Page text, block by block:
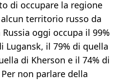
di occupare la regione
territorio russo da
oggi occupa il 99%
Lugansk, il 79% di quella
di Kherson e il 74% di
non parlare della